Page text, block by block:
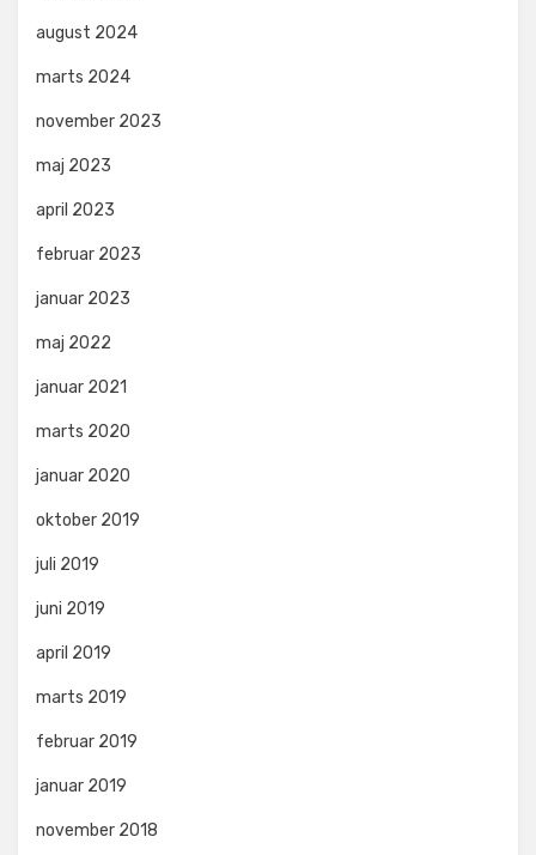
august 2024
marts 2024
november 2023
maj 2023
april 2023
februar 2023
januar 2023
maj 2022
januar 2021
marts 2020
januar 2020
oktober 2019
juli 2019
juni 2019
april 2019
marts 2019
februar 2019
januar 2019
november 2018